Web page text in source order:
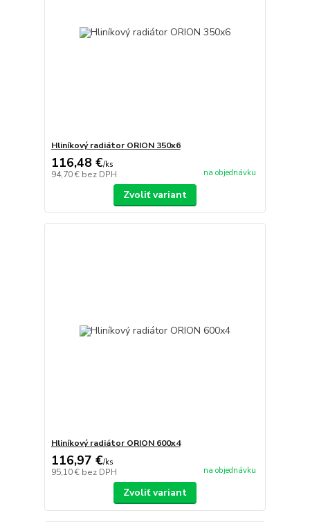
Hliníkový radiátor ORION 350x6
116,48 €/ks
94,70 € bez DPH na objednávku
Zvoliť variant
Hliníkový radiátor ORION 600x4
116,97 €/ks
95,10 € bez DPH na objednávku
Zvoliť variant